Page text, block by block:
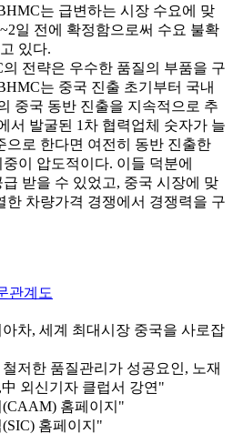
는 급변하는 시장 수요에 맞
일 전에 확정함으로써 수요 불확
있다.
전략은 우수한 품질의 부품을 구
는 중국 진출 초기부터 국내
중국 동반 진출을 지속적으로 추
서 발굴된 1차 협력업체 숫자가 늘
으로 한다면 여전히 동반 진출한
이 압도적이다. 이들 덕분에
받을 수 있었고, 중국 시장에 맞
한 차량가격 경쟁에서 경쟁력을 구
차, 세계 최대시장 중국을 사로잡
저한 품질관리가 성공요인, 노재
中 외신기자 클럽서 강연"
홈페이지"
홈페이지"